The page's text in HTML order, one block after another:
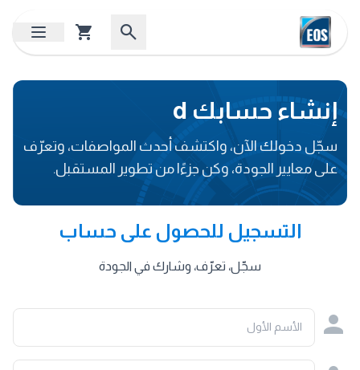
إنشاء حسابك d
سجّل دخولك الآن، واكتشف أحدث المواصفات، وتعرّف
على معايير الجودة، وكن جزءًا من تطوير المستقبل.
التسجيل للحصول على حساب
سجّل، تعرّف، وشارك في الجودة
الأسم الأول